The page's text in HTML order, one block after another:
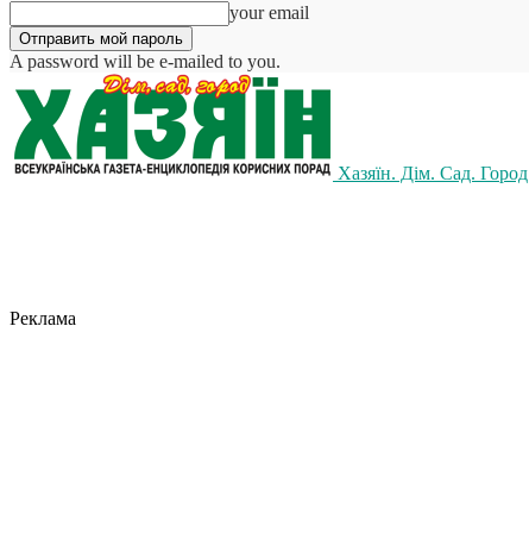
your email
A password will be e-mailed to you.
Хазяїн. Дім. Сад. Город
Реклама